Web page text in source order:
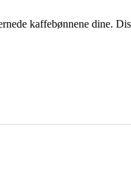
kaffebønnene dine.